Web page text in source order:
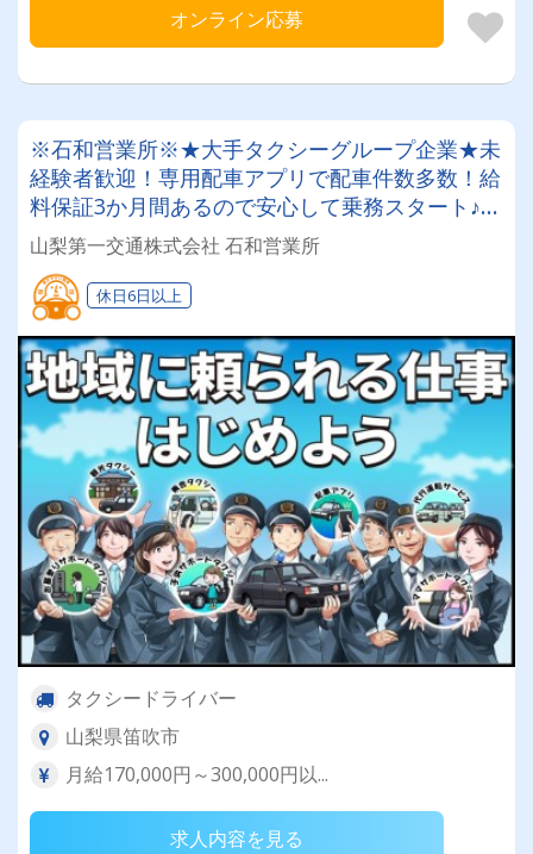
オンライン応募
※石和営業所※★大手タクシーグループ企業★未
経験者歓迎！専用配車アプリで配車件数多数！給
料保証3か月間あるので安心して乗務スタート♪そ
の後も月給250,000円以上のお給料実績多数有！
山梨第一交通株式会社 石和営業所
休日6日以上
タクシードライバー
山梨県笛吹市
月給170,000円～300,000円以...
求人内容を見る